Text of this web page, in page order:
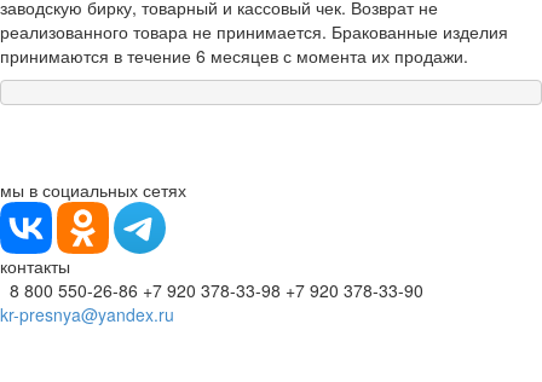
заводскую бирку, товарный и кассовый чек. Возврат не
реализованного товара не принимается. Бракованные изделия
принимаются в течение 6 месяцев с момента их продажи.
мы в социальных сетях
контакты
8 800 550-26-86 +7 920 378-33-98 +7 920 378-33-90
kr-presnya@yandex.ru